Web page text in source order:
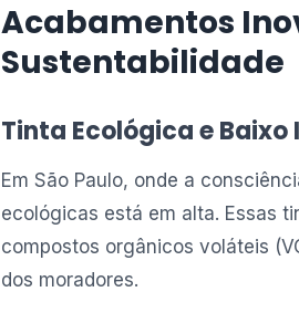
Acabamentos
Sustentabilidade
Tinta Ecológica e
Em São Paulo, onde a
ecológicas está em alta. Essas
compostos orgânicos voláteis
dos moradores.